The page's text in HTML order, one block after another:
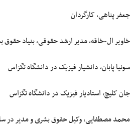
جعفر پناهی، کارگردان
خاویر ال-خاقه، مدیر ارشد حقوقی، بنیاد حقوق
سونیا پابان، دانشیار فیزیک در دانشگاه تگزاس
جان کلیچ، استادیار فیزیک در دانشگاه تگزاس
محمد مصطفایی، وکیل حقوق بشری و مدیر در